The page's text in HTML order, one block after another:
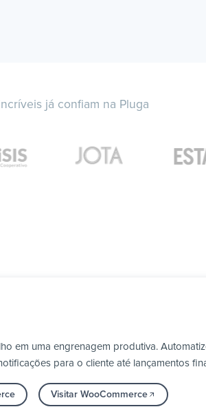
já confiam na Pluga
em uma engrenagem produtiva.
para o cliente até lançamentos
Visitar WooCommerce